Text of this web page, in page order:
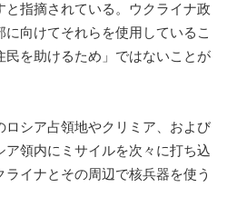
と指摘されている。ウクライナ政
向けてそれらを使用しているこ
民を助けるため」ではないことが
シア占領地やクリミア、および
ア領内にミサイルを次々に打ち込
イナとその周辺で核兵器を使う